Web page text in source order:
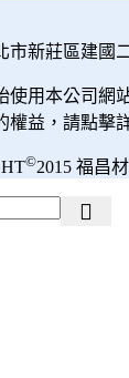
市新莊區建國
使用本公司網
權益，請點擊
©2015 福昌